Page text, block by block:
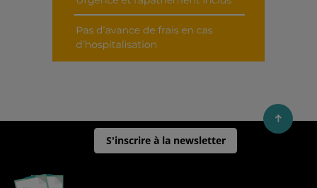
S'inscrire à la newsletter